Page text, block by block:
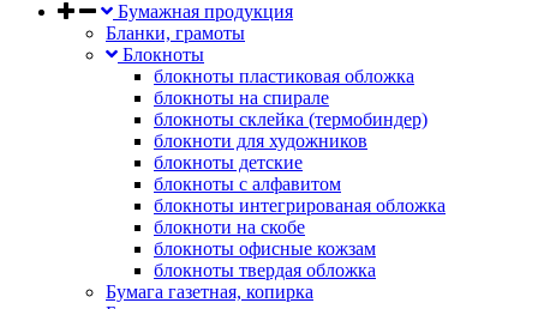
Бумажная продукция
Бланки, грамоты
Блокноты
блокноты пластиковая обложка
блокноты на спирале
блокноты склейка (термобиндер)
блокноти для художников
блокноты детские
блокноты с алфавитом
блокноты интегрированая обложка
блокноти на скобе
блокноты офисные кожзам
блокноты твердая обложка
Бумага газетная, копирка